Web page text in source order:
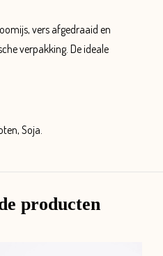
vers afgedraaid en
verpakking. De ideale
Soja.
producten